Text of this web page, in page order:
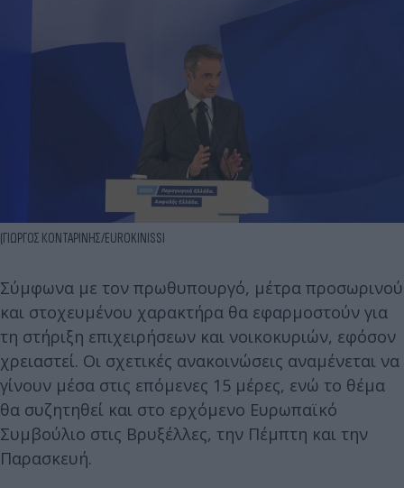
(ΓΙΩΡΓΟΣ ΚΟΝΤΑΡΙΝΗΣ/EUROKINISSI
Σύμφωνα με τον πρωθυπουργό, μέτρα προσωρινού
και στοχευμένου χαρακτήρα θα εφαρμοστούν για
τη στήριξη επιχειρήσεων και νοικοκυριών, εφόσον
χρειαστεί. Οι σχετικές ανακοινώσεις αναμένεται να
γίνουν μέσα στις επόμενες 15 μέρες, ενώ το θέμα
θα συζητηθεί και στο ερχόμενο Ευρωπαϊκό
Συμβούλιο στις Βρυξέλλες, την Πέμπτη και την
Παρασκευή.